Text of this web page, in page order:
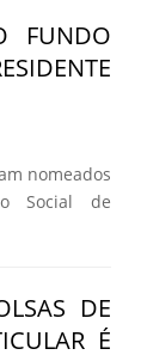
FUNDO
nomeados
Social de
DE
É